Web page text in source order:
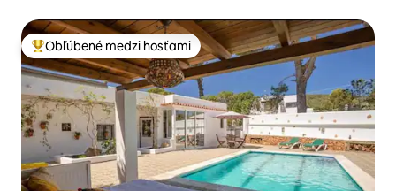
Najobľúbenejšie medzi hosťami
Obľúbené medzi hosťami